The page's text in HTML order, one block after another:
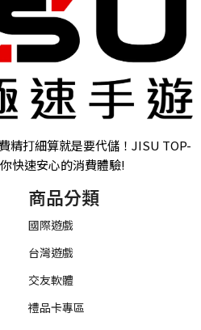
精打細算就是要代儲！JISU TOP-
快速安心的消費體驗!
商品分類
國際遊戲
台灣遊戲
交友軟體
禮品卡專區